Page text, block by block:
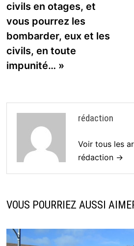
civils en otages, et
vous pourrez les
bombarder, eux et les
civils, en toute
impunité… »
rédaction
Voir tous les
rédaction →
VOUS POURRIEZ AUSSI